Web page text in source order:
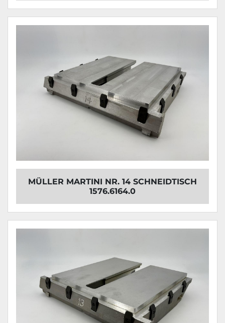
MÜLLER MARTINI NR. 14 SCHNEIDTISCH
1576.6164.0